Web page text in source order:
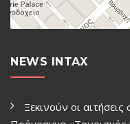
NEWS INTAX
Ξεκινούν οι